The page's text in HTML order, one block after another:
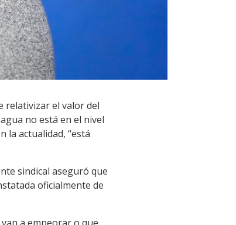
relativizar el valor del
no está en el nivel
la actualidad, “está
sindical aseguró que
oficialmente de